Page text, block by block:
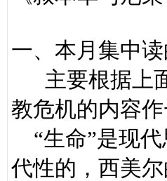
一、本月集中
主要根据上面
教危机的内容
“生命”是现代
代性的，西美